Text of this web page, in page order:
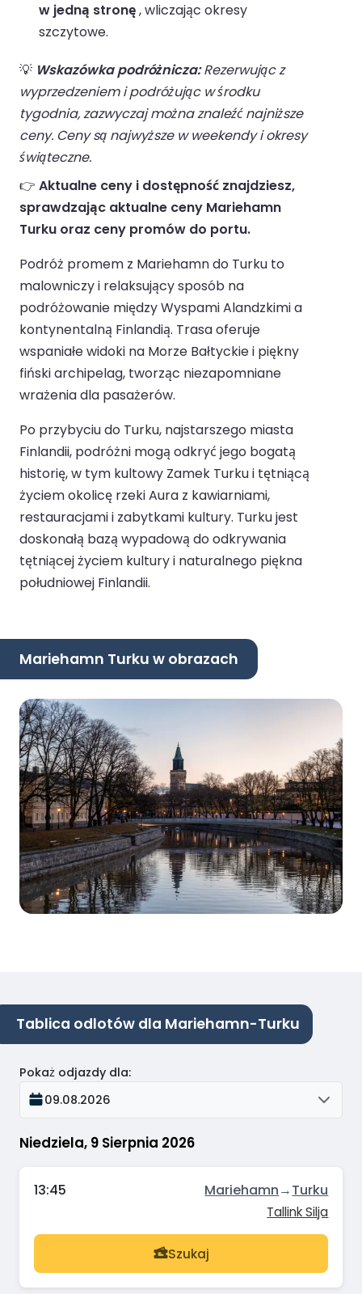
w jedną stronę, wliczając okresy
szczytowe.
💡 Wskazówka podróżnicza:Rezerwując z
wyprzedzeniem i podróżując w środku
tygodnia, zazwyczaj można znaleźć najniższe
ceny. Ceny są najwyższe w weekendy i okresy
świąteczne.
👉 Aktualne ceny i dostępność znajdziesz,
sprawdzając aktualne ceny Mariehamn
Turku oraz ceny promów do portu.
Podróż promem z Mariehamn do Turku to
malowniczy i relaksujący sposób na
podróżowanie między Wyspami Alandzkimi a
kontynentalną Finlandią. Trasa oferuje
wspaniałe widoki na Morze Bałtyckie i piękny
fiński archipelag, tworząc niezapomniane
wrażenia dla pasażerów.
Po przybyciu do Turku, najstarszego miasta
Finlandii, podróżni mogą odkryć jego bogatą
historię, w tym kultowy Zamek Turku i tętniącą
życiem okolicę rzeki Aura z kawiarniami,
restauracjami i zabytkami kultury. Turku jest
doskonałą bazą wypadową do odkrywania
tętniącej życiem kultury i naturalnego piękna
południowej Finlandii.
Mariehamn Turku w obrazach
Tablica odlotów dla Mariehamn-Turku
Niedziela, 9 Sierpnia 2026
Pokaż odjazdy dla:
09.08.2026
13:45 Mariehamn→Turku
Tallink Silja
Szukaj